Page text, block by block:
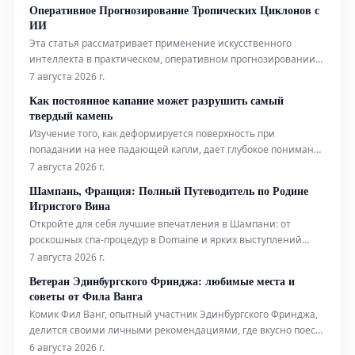
Помимо этого, новый датчик открывает интригующие
перспективы для применения в таких
Оперативное Прогнозирование Тропических Циклонов с
ИИ
Эта статья рассматривает применение искусственного
интеллекта в практическом, оперативном прогнозировании
тропических циклонов. Технологии ИИ используются для
суровых погодных явлений.
7 августа 2026 г.
Как постоянное капание может разрушить самый
твердый камень
Изучение того, как деформируется поверхность при
попадании на нее падающей капли, дает глубокое понимание
эрозионной мощи воды.
7 августа 2026 г.
Шампань, Франция: Полный Путеводитель по Родине
Игристого Вина
Откройте для себя лучшие впечатления в Шампани: от
роскошных спа-процедур в Domaine и ярких выступлений
живого хип-хопа до уникальных дегустаций на речных судах.
остановиться в этом легендарном регионе.
7 августа 2026 г.
Ветеран Эдинбургского Фринджа: любимые места и
советы от Фила Ванга
Комик Фил Ванг, опытный участник Эдинбургского Фринджа,
делится своими личными рекомендациями, где вкусно поесть
и выпить во время фестиваля в этом году. Он также указывает
6 августа 2026 г.